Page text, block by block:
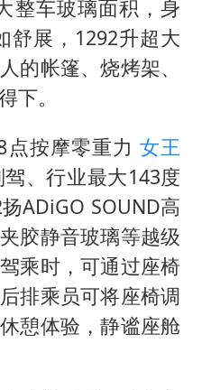
整车玻璃面积，身
舒展，1292升超大
的帐篷、烧烤架、
下。
按摩零重力 女王
驾、行业最大143度
ADiGO SOUND高
胶静音玻璃等越级
乘时，可通过座椅
排乘员可将座椅调
憩体验，静谧座舱